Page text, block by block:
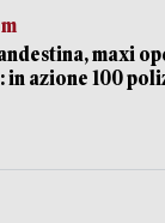
maxi
in azione 100